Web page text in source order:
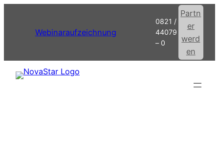
springenWebinaraufzeichnung
0821 /
44079
– 0
Partn
er
werd
en